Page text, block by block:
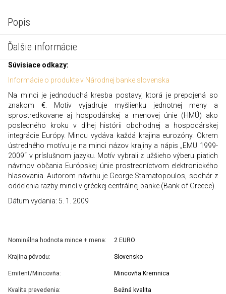
Popis
Ďalšie informácie
Súvisiace odkazy:
Informácie o produkte v Národnej banke slovenska
Na minci je jednoduchá kresba postavy, ktorá je prepojená so
znakom €. Motív vyjadruje myšlienku jednotnej meny a
sprostredkovane aj hospodárskej a menovej únie (HMÚ) ako
posledného kroku v dlhej histórii obchodnej a hospodárskej
integrácie Európy. Mincu vydáva každá krajina eurozóny. Okrem
ústredného motívu je na minci názov krajiny a nápis „EMU 1999-
2009“ v príslušnom jazyku. Motív vybrali z užšieho výberu piatich
návrhov občania Európskej únie prostredníctvom elektronického
hlasovania. Autorom návrhu je George Stamatopoulos, sochár z
oddelenia razby mincí v gréckej centrálnej banke (Bank of Greece).
Dátum vydania: 5. 1. 2009
Nominálna hodnota mince + mena: 2 EURO
Krajina pôvodu: Slovensko
Emitent/Mincovňa: Mincovňa Kremnica
Kvalita prevedenia: Bežná kvalita